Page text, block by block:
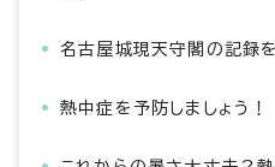
名古屋城現天守閣の記録
熱中症を予防しましょう！